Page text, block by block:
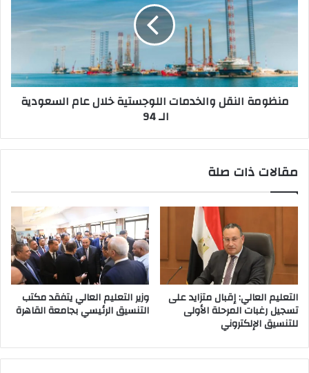
اللوجستية
الـ
94
منظومة النقل والخدمات اللوجستية خلال عام السعودية
الـ 94
مقالات ذات صلة
التعليم العالي: إقبال متزايد على
تسجيل رغبات المرحلة الأولى
للتنسيق الإلكتروني
وزير التعليم العالي يتفقد مكتب
التنسيق الرئيسي بجامعة القاهرة